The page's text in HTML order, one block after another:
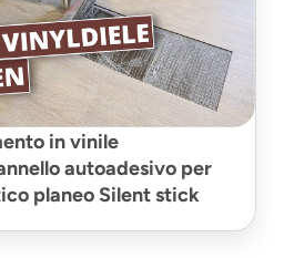
in vinile
autoadesivo per
planeo Silent stick